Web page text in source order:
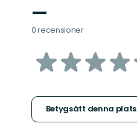
—
0 recensioner
av
stjärnor
Betygsätt denna plats